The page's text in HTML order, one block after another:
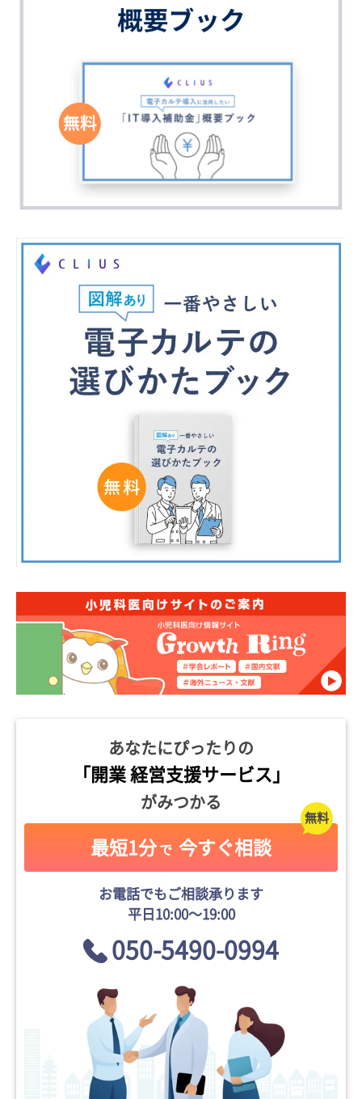
あなたにぴったりの
「開業 経営支援サービス」
がみつかる
最短1分 で 今すぐ相談
お電話でもご相談承ります
平日10:00〜19:00
050-5490-0994